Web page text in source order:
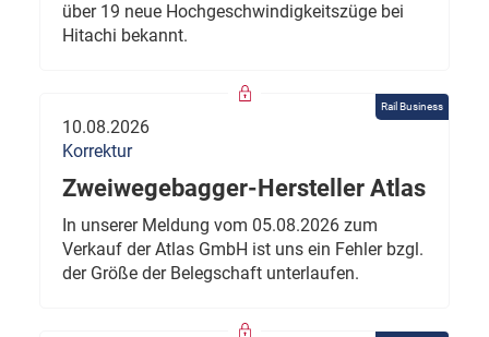
über 19 neue Hochgeschwindigkeitszüge bei
Hitachi bekannt.
Rail Business
10.08.2026
Korrektur
Zweiwegebagger-Hersteller Atlas
In unserer Meldung vom 05.08.2026 zum
Verkauf der Atlas GmbH ist uns ein Fehler bzgl.
der Größe der Belegschaft unterlaufen.